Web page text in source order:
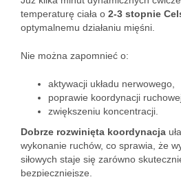
temperaturę ciała o 2-3 stopnie
optymalnemu działaniu mięśni.
Nie można zapomnieć o:
aktywacji układu nerwowego,
poprawie koordynacji
zwiększeniu koncentracji.
Dobrze rozwinięta koordynacja
wykonanie ruchów, co sprawia, że
siłowych staje się zarówno
bezpieczniejsze.